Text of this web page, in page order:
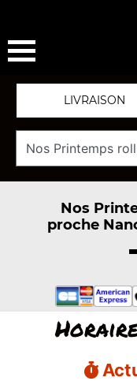
LIVRAISON
Nos
proche